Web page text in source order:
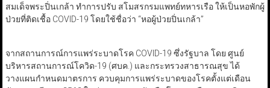
สมเด็จพระปิ่นเกล้า ทำการปรับ สโมสรกรมแพทย์ทหารเรือ ให้เป็นหอพักผู้
ป่วยที่ติดเชื้อ COVID-19 โดยใช้ชื่อว่า “หอผู้ป่วยปิ่นเกล้า”
จากสถานการณ์การแพร่ระบาดโรค COVID-19 ซึ่งรัฐบาล โดย ศูนย์
บริหารสถานการณ์โควิด-19 (ศบค.) และกระทรวงสาธารณสุข ได้
วางแผนกำหนดมาตรการ ควบคุมการแพร่ระบาดของโรคตั้งแต่เดือน